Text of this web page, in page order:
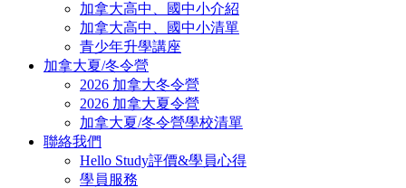
加拿大高中、國中小介紹
加拿大高中、國中小清單
青少年升學講座
加拿大夏/冬令營
2026 加拿大冬令營
2026 加拿大夏令營
加拿大夏/冬令營學校清單
聯絡我們
Hello Study評價&學員心得
學員服務